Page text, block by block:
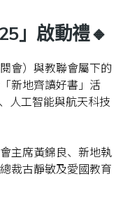
」啟動禮🔸
會）與教聯會屬下的
新地齊讀好書」活
人工智能與航天科技
主席黃錦良、新地執
裁古靜敏及愛國教育